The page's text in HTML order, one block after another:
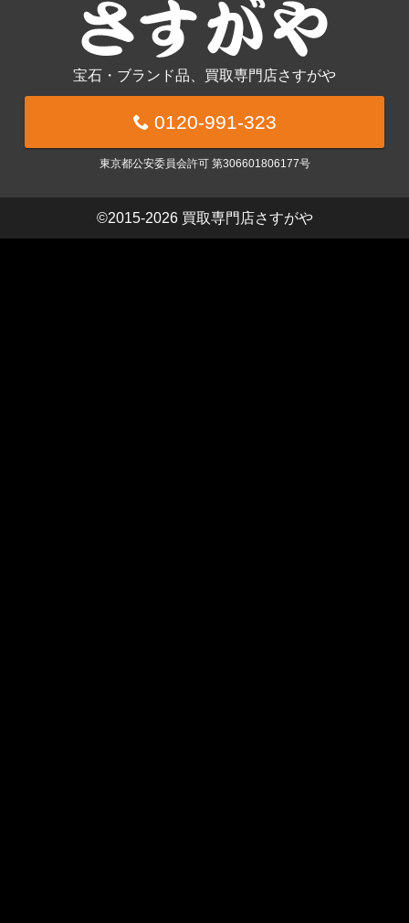
宝石・ブランド品、買取専門店さすがや
0120-991-323
東京都公安委員会許可 第306601806177号
©2015-2026 買取専門店さすがや